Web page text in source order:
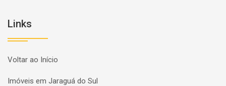
Links
Voltar ao Início
Imóveis em Jaraguá do Sul